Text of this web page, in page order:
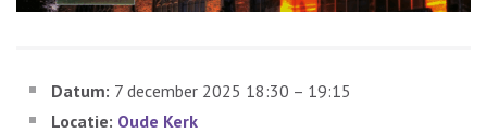
Datum: 7 december 2025 18:30 – 19:15
Locatie: Oude Kerk